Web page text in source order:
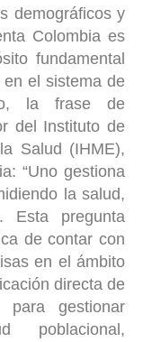
demográficos y
Colombia es
fundamental
el sistema de
la frase de
del Instituto de
Salud (IHME),
“Uno gestiona
la salud,
Esta pregunta
de contar con
en el ámbito
directa de
gestionar
poblacional,